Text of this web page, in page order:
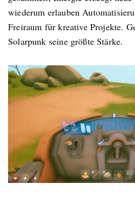
wiederum erlauben
Freiraum für kreative Projekte.
Solarpunk seine größte Stärke.